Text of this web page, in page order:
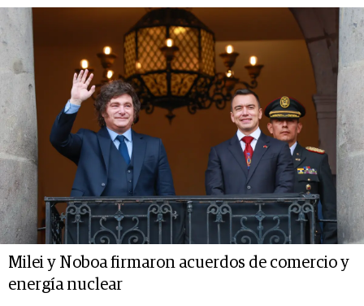
Milei y Noboa firmaron acuerdos de comercio y
energía nuclear